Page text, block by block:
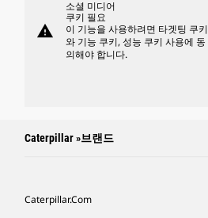
warning
소셜 미디어
쿠키 필요
이 기능을 사용하려면 타겟팅 쿠키
와 기능 쿠키, 성능 쿠키 사용에 동
의해야 합니다.
Caterpillar »브랜드
Caterpillar.com